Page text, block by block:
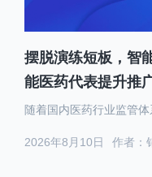
摆脱演练短板，智
能医药代表提升推
作者：
2026年8月10日
随着国内医药行业监管